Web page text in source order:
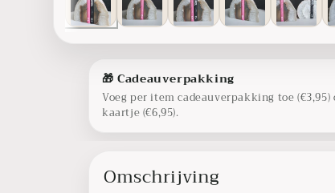
🎁 Cadeauverpakking
Voeg per item cadeauverpakking toe
kaartje (€6,95).
Omschrijving